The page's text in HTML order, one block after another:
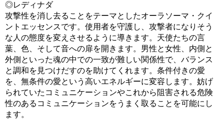
◎レディナダ
攻撃性を消し去ることをテーマとしたオーラソーマ・クイ
ントエッセンスです。使用者を守護し、攻撃者になりそう
な人の態度を変えさせるように導きます。天使たちの言
葉、色、そして音への扉を開きます。男性と女性、内側と
外側といった魂の中での一致が難しい関係性で、バランス
と調和を見つけだすのを助けてくれます。条件付きの愛
を、無条件の愛という高いエネルギーに変容します。妨げ
られていたコミュニケーションやこれから阻害される危険
性のあるコミュニケーションをうまく取ることを可能にし
ます。